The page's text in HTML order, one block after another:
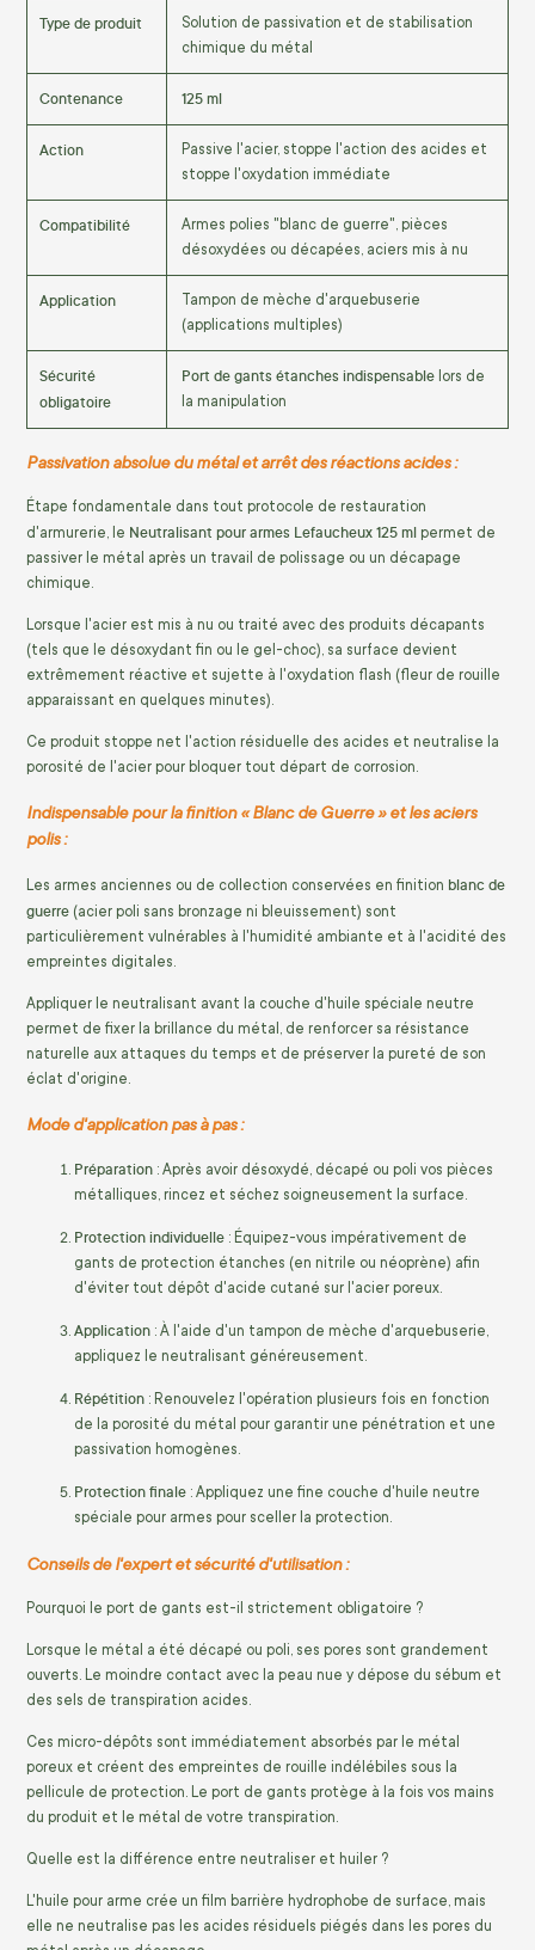
Type de produit
Solution de passivation et de stabilisation
chimique du métal
Contenance 125 ml
Action
Passive l'acier, stoppe l'action des acides et
stoppe l'oxydation immédiate
Compatibilité
Armes polies "blanc de guerre", pièces
désoxydées ou décapées, aciers mis à nu
Application
Tampon de mèche d'arquebuserie
(applications multiples)
Sécurité
obligatoire
Port de gants étanches indispensable lors de
la manipulation
Passivation absolue du métal et arrêt des réactions acides :
Étape fondamentale dans tout protocole de restauration
d'armurerie, le Neutralisant pour armes Lefaucheux 125 ml permet de
passiver le métal après un travail de polissage ou un décapage
chimique.
Lorsque l'acier est mis à nu ou traité avec des produits décapants
(tels que le désoxydant fin ou le gel-choc), sa surface devient
extrêmement réactive et sujette à l'oxydation flash (fleur de rouille
apparaissant en quelques minutes).
Ce produit stoppe net l'action résiduelle des acides et neutralise la
porosité de l'acier pour bloquer tout départ de corrosion.
Indispensable pour la finition « Blanc de Guerre » et les aciers
polis :
Les armes anciennes ou de collection conservées en finition blanc de
guerre (acier poli sans bronzage ni bleuissement) sont
particulièrement vulnérables à l'humidité ambiante et à l'acidité des
empreintes digitales.
Appliquer le neutralisant avant la couche d'huile spéciale neutre
permet de fixer la brillance du métal, de renforcer sa résistance
naturelle aux attaques du temps et de préserver la pureté de son
éclat d'origine.
Mode d'application pas à pas :
Préparation : Après avoir désoxydé, décapé ou poli vos pièces
métalliques, rincez et séchez soigneusement la surface.
Protection individuelle : Équipez-vous impérativement de
gants de protection étanches (en nitrile ou néoprène) afin
d'éviter tout dépôt d'acide cutané sur l'acier poreux.
Application : À l'aide d'un tampon de mèche d'arquebuserie,
appliquez le neutralisant généreusement.
Répétition : Renouvelez l'opération plusieurs fois en fonction
de la porosité du métal pour garantir une pénétration et une
passivation homogènes.
Protection finale : Appliquez une fine couche d'huile neutre
spéciale pour armes pour sceller la protection.
Conseils de l'expert et sécurité d'utilisation :
Pourquoi le port de gants est-il strictement obligatoire ?
Lorsque le métal a été décapé ou poli, ses pores sont grandement
ouverts. Le moindre contact avec la peau nue y dépose du sébum et
des sels de transpiration acides.
Ces micro-dépôts sont immédiatement absorbés par le métal
poreux et créent des empreintes de rouille indélébiles sous la
pellicule de protection. Le port de gants protège à la fois vos mains
du produit et le métal de votre transpiration.
Quelle est la différence entre neutraliser et huiler ?
L'huile pour arme crée un film barrière hydrophobe de surface, mais
elle ne neutralise pas les acides résiduels piégés dans les pores du